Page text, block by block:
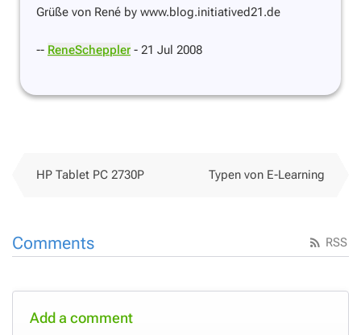
Grüße von René by www.blog.initiatived21.de
-- ReneScheppler - 21 Jul 2008
HP Tablet PC 2730P Typen von E-Learning
RSS
Comments
Add a comment